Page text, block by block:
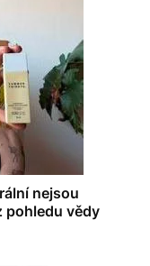
nejsou
pohledu vědy